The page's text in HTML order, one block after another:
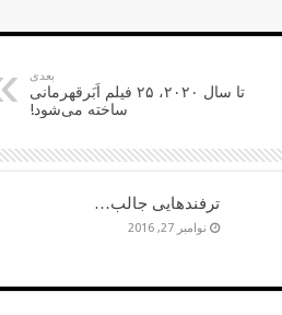
بعدی
تا سال ۲۰۲۰، ۲۵ فیلم اَبَرقهرمانی
ساخته می‌شود!
ترفندهایی جالب…
نوامبر 27, 2016